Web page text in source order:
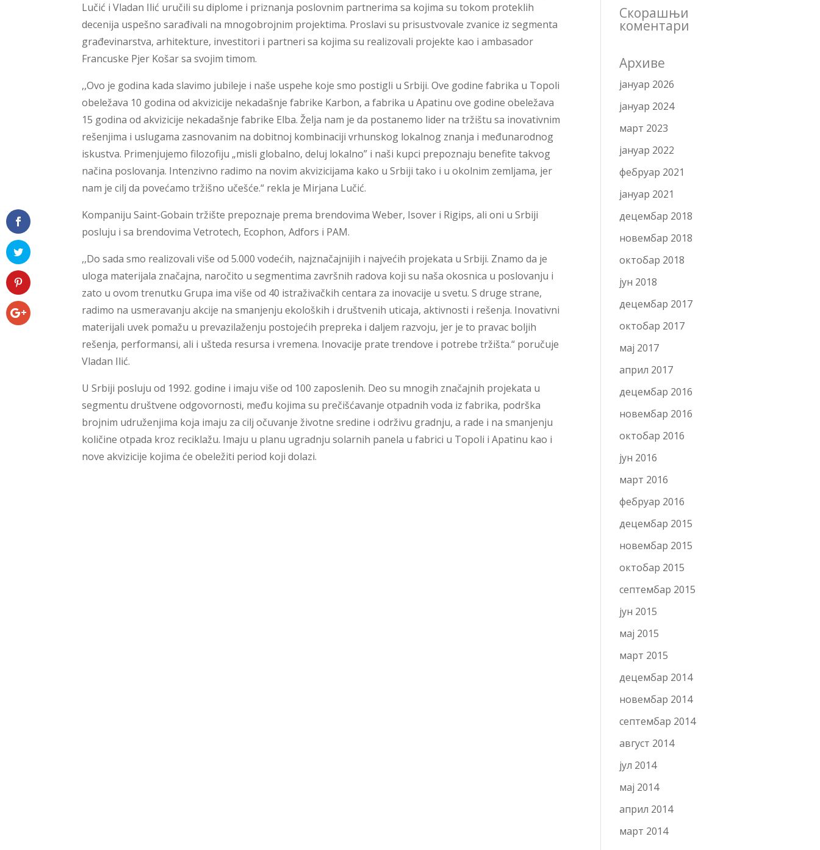
Lučić i Vladan Ilić uručili su diplome i priznanja poslovnim partnerima sa kojima su tokom proteklih
decenija uspešno sarađivali na mnogobrojnim projektima. Proslavi su prisustvovale zvanice iz segmenta
građevinarstva, arhitekture, investitori i partneri sa kojima su realizovali projekte kao i ambasador
Francuske Pjer Košar sa svojim timom.
,,Ovo je godina kada slavimo jubileje i naše uspehe koje smo postigli u Srbiji. Ove godine fabrika u Topoli
obeležava 10 godina od akvizicije nekadašnje fabrike Karbon, a fabrika u Apatinu ove godine obeležava
15 godina od akvizicije nekadašnje fabrike Elba. Želja nam je da postanemo lider na tržištu sa inovativnim
rešenjima i uslugama zasnovanim na dobitnoj kombinaciji vrhunskog lokalnog znanja i međunarodnog
iskustva. Primenjujemo filozofiju „misli globalno, deluj lokalno” i naši kupci prepoznaju benefite takvog
načina poslovanja. Intenzivno radimo na novim akvizicijama kako u Srbiji tako i u okolnim zemljama, jer
nam je cilj da povećamo tržišno učešće.“ rekla je Mirjana Lučić.
Kompaniju Saint-Gobain tržište prepoznaje prema brendovima Weber, Isover i Rigips, ali oni u Srbiji
posluju i sa brendovima Vetrotech, Ecophon, Adfors i PAM.
,,Do sada smo realizovali više od 5.000 vodećih, najznačajnijih i najvećih projekata u Srbiji. Znamo da je
uloga materijala značajna, naročito u segmentima završnih radova koji su naša okosnica u poslovanju i
zato u ovom trenutku Grupa ima više od 40 istraživačkih centara za inovacije u svetu. S druge strane,
radimo na usmeravanju akcije na smanjenju ekoloških i društvenih uticaja, aktivnosti i rešenja. Inovativni
materijali uvek pomažu u prevazilaženju postojećih prepreka i daljem razvoju, jer je to pravac boljih
rešenja, performansi, ali i ušteda resursa i vremena. Inovacije prate trendove i potrebe tržišta.“ poručuje
Vladan Ilić.
U Srbiji posluju od 1992. godine i imaju više od 100 zaposlenih. Deo su mnogih značajnih projekata u
segmentu društvene odgovornosti, među kojima su prečišćavanje otpadnih voda iz fabrika, podrška
brojnim udruženjima koja imaju za cilj očuvanje životne sredine i održivu gradnju, a rade i na smanjenju
količine otpada kroz reciklažu. Imaju u planu ugradnju solarnih panela u fabrici u Topoli i Apatinu kao i
nove akvizicije kojima će obeležiti period koji dolazi.
Скорашњи
коментари
Архиве
јануар 2026
јануар 2024
март 2023
јануар 2022
фебруар 2021
јануар 2021
децембар 2018
новембар 2018
октобар 2018
јун 2018
децембар 2017
октобар 2017
мај 2017
април 2017
децембар 2016
новембар 2016
октобар 2016
јун 2016
март 2016
фебруар 2016
децембар 2015
новембар 2015
октобар 2015
септембар 2015
јун 2015
мај 2015
март 2015
децембар 2014
новембар 2014
септембар 2014
август 2014
јул 2014
мај 2014
април 2014
март 2014